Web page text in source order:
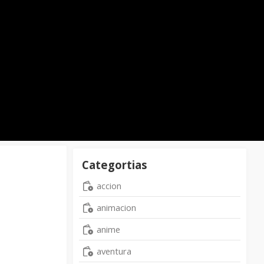
Categortias
accion
animacion
anime
aventura